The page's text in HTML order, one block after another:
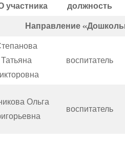
участника должность
Направление
Татьяна
воспитатель
Ольга
воспитатель